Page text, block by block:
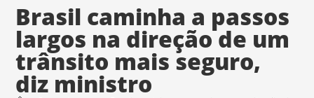
Brasil caminha a passos
largos na direção de um
trânsito mais seguro,
diz ministro